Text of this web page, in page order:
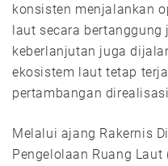
konsisten menjalankan
laut secara bertanggung
keberlanjutan juga
ekosistem laut tetap
pertambangan
Melalui ajang Rakernis
Pengelolaan Ruang Laut